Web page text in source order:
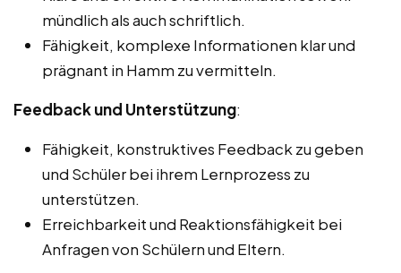
mündlich als auch schriftlich.
Fähigkeit, komplexe Informationen klar und
prägnant in Hamm zu vermitteln.
Feedback und Unterstützung:
Fähigkeit, konstruktives Feedback zu geben
und Schüler bei ihrem Lernprozess zu
unterstützen.
Erreichbarkeit und Reaktionsfähigkeit bei
Anfragen von Schülern und Eltern.